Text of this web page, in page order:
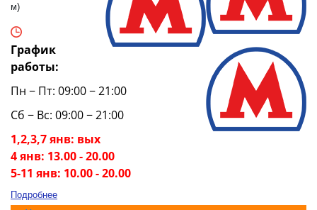
м)
График
работы:
Пн − Пт: 09:00 − 21:00
Сб − Вс: 09:00 − 21:00
1,2,3,7 янв: вых
4 янв: 13.00 - 20.00
5-11 янв: 10.00 - 20.00
Подробнее